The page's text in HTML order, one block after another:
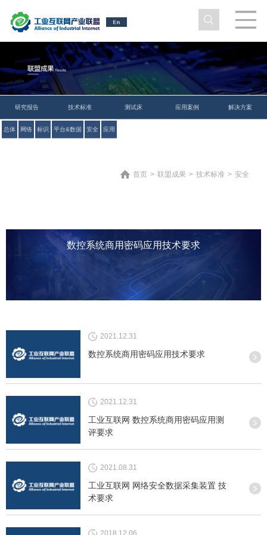
研究报告 技术标准
总体 网络 标识 平台&数据 安全 应用
测试床 应用案例 解决方案
首页 > 联盟成果 > 技术标准 > 安全
数控系统商用密码应用技术要求
2021.12.31
数控系统商用密码应用技术要求
2021.12.31
工业互联网 数控系统商用密码应用测
评要求
2021.08.31
工业互联网 网络安全数据采集装置 技
术要求